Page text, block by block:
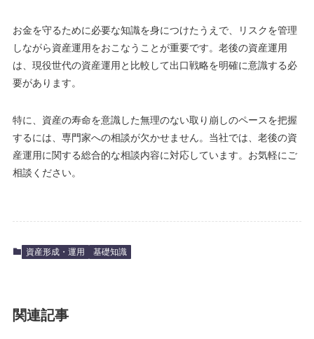
お金を守るために必要な知識を身につけたうえで、リスクを管理
しながら資産運用をおこなうことが重要です。老後の資産運用
は、現役世代の資産運用と比較して出口戦略を明確に意識する必
要があります。
特に、資産の寿命を意識した無理のない取り崩しのペースを把握
するには、専門家への相談が欠かせません。当社では、老後の資
産運用に関する総合的な相談内容に対応しています。お気軽にご
相談ください。
資産形成・運用 基礎知識
関連記事